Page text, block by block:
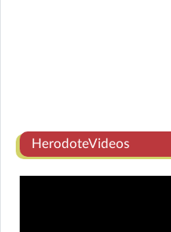
HerodoteVideos